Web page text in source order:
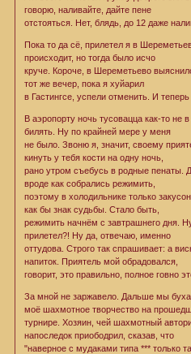
говорю, наливайте, дайте пене
отстояться. Нет, блядь, до 12 даже
Пока то да сё, прилетел я в
происходит, но тогда было исчо
круче. Короче, в Шереметьево
тот же вечер, пока я хуйарил
в Гастингсе, успели отменить. И
В аэропорту ночь тусовацца как-то не
билять. Ну по крайней мере у меня
не было. Звоню я, значит, своему
кинуть у тебя кости на одну ночь,
рано утром съебусь в родные пенаты.
вроде как собрались режимить,
поэтому в холодильнике только
как бы знак судьбы. Стало быть,
режимить начнём с завтрашнего дня.
прилетел?! Ну да, отвечаю, именно
оттудова. Строго так спрашивает: а
напиток. Приятель мой обрадовался,
говорит, это правильно, полное говно
За мной не заржавело. Дальше мы
моё шахмотное творчество на
турнире. Хозяин, чей шахмотный
напоследок приободрил, сказав, что
"наверное с мудаками типа *** только